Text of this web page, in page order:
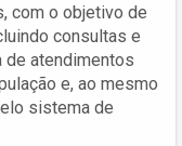
com o objetivo de
consultas e
de atendimentos
e, ao mesmo
sistema de